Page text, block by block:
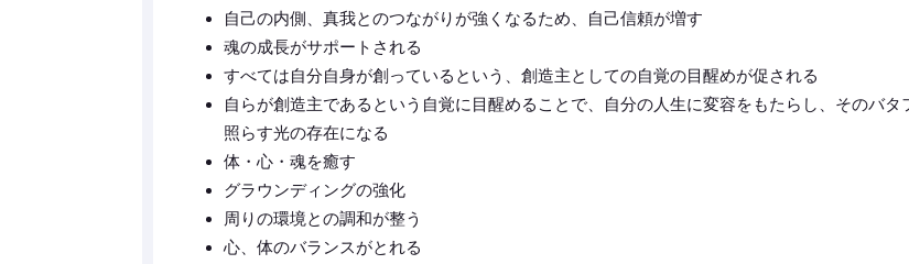
自己の内側、真我とのつながりが強くなるため、自己信頼が増す
魂の成長がサポートされる
すべては自分自身が創っているという、創造主としての自覚の目醒めが促される
自らが創造主であるという自覚に目醒めることで、自分の人生に変容をもたらし、そのバ
照らす光の存在になる
体・心・魂を癒す
グラウンディングの強化
周りの環境との調和が整う
心、体のバランスがとれる